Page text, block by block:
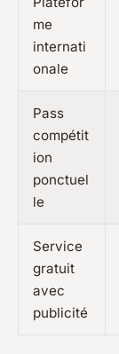
me
internati
onale
Pass
compétit
ion
ponctuel
le
Service
gratuit
avec
publicité